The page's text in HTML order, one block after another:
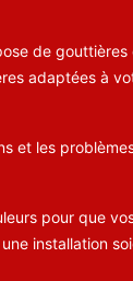
de gouttières
adaptées à
et les
pour que
installation